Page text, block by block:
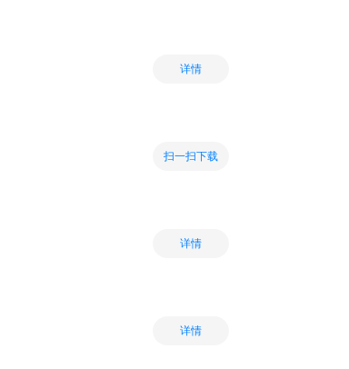
详情
扫一扫下载
详情
详情